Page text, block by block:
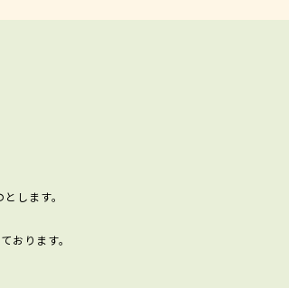
します。
おります。